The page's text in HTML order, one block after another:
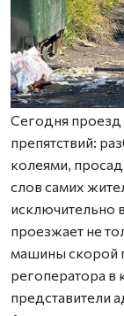
Сегодня
препятствий:
колеями,
слов самих
исключительно
проезжает не
машины скорой
регоператора в
представители